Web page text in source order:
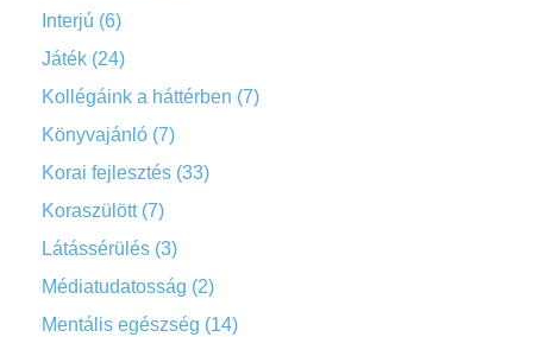
Interjú (6)
Játék (24)
Kollégáink a háttérben (7)
Könyvajánló (7)
Korai fejlesztés (33)
Koraszülött(7)
Látássérülés (3)
Médiatudatosság (2)
Mentális egészség (14)